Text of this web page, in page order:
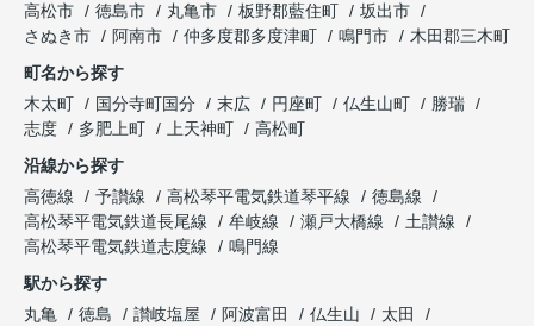
高松市
徳島市 丸亀市 板野郡藍住町
坂出市
さぬき市
阿南市 仲多度郡多度津町 鳴門市
木田郡三木町
町名から探す
木太町
国分寺町国分 末広 円座町 仏生山町
勝瑞
志度
多肥上町 上天神町
高松町
沿線から探す
高徳線
予讃線 高松琴平電気鉄道琴平線
徳島線
高松琴平電気鉄道長尾線
牟岐線 瀬戸大橋線
土讃線
高松琴平電気鉄道志度線
鳴門線
駅から探す
丸亀
徳島 讃岐塩屋 阿波富田 仏生山
太田